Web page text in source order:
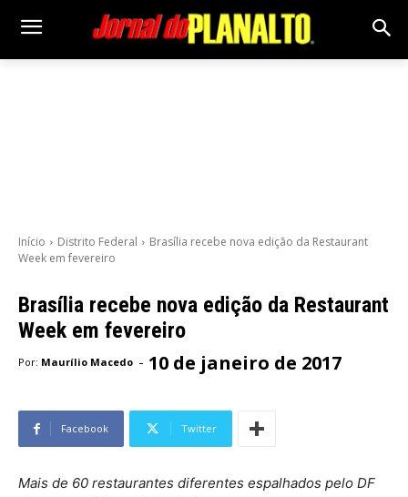
Início Distrito Federal
Brasília recebe nova edição da Restaurant
Week em fevereiro
Brasília recebe nova edição da Restaurant
Week em fevereiro
Por: Maurílio Macedo - 10 de janeiro de 2017
Facebook Twitter
Mais de 60 restaurantes diferentes espalhados pelo DF